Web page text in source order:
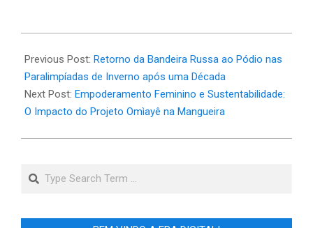
03-
07
Previous Post: Retorno da Bandeira Russa ao Pódio nas
Paralimpíadas de Inverno após uma Década
Next Post: Empoderamento Feminino e Sustentabilidade:
O Impacto do Projeto Omìayê na Mangueira
Search